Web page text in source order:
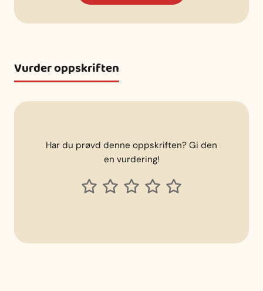
Vurder oppskriften
Har du prøvd denne oppskriften? Gi den
en vurdering!